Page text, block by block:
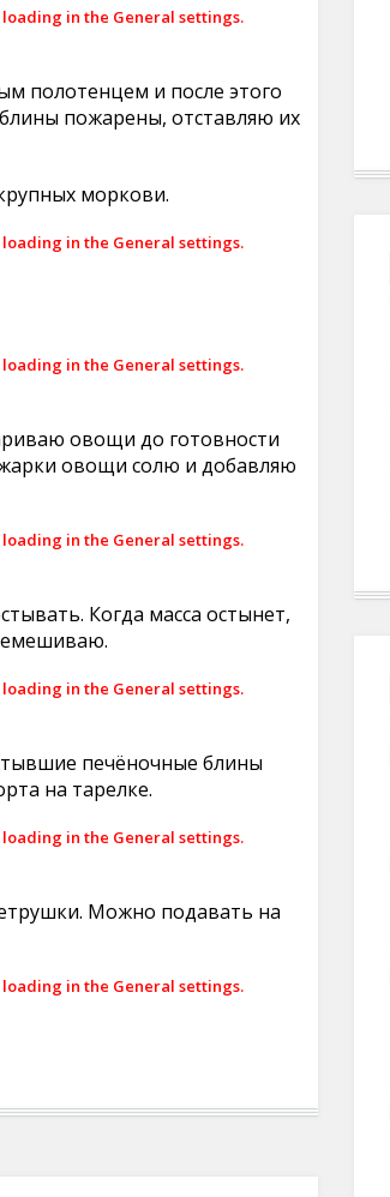
in the General settings.
полотенцем и после этого
пожарены, отставляю их
моркови.
in the General settings.
in the General settings.
овощи до готовности
овощи солю и добавляю
in the General settings.
Когда масса остынет,
in the General settings.
печёночные блины
на тарелке.
in the General settings.
Можно подавать на
in the General settings.